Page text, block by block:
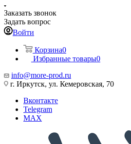
Заказать звонок
Задать вопрос
Войти
Корзина0
Избранные товары0
info@more-prod.ru
г. Иркутск, ул. Кемеровская, 70
Вконтакте
Telegram
MAX